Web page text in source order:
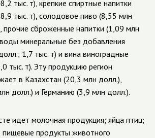
тыс. т), крепкие спиртные напитки
тыс. т), солодовое пиво (8,55 млн
прочие сброженные напитки (1,09 млн
минеральные без добавления
1,7 тыс. т) и вина виноградные
тыс. т). Эту продукцию регион
в Казахстан (20,3 млн долл.),
долл.) и Германию (3,9 млн долл.).
идет молочная продукция; яйца птиц;
пищевые продукты животного